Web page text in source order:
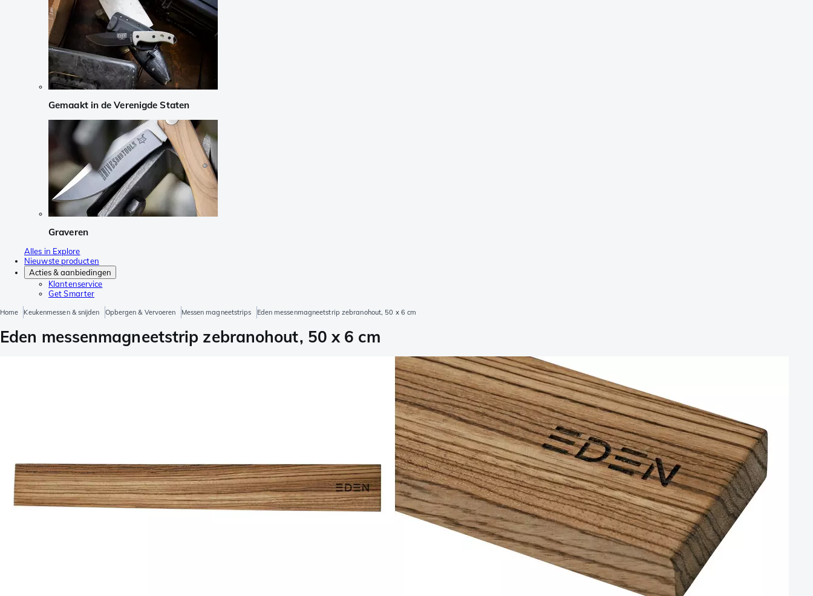
Gemaakt in de Verenigde Staten
Graveren
Alles in Explore
Nieuwste producten
Acties & aanbiedingen
Klantenservice
Get Smarter
Home Keukenmessen & snijden Opbergen & Vervoeren Messen magneetstrips Eden messenmagneetstrip zebranohout, 50 x 6 cm
Eden messenmagneetstrip zebranohout, 50 x 6 cm